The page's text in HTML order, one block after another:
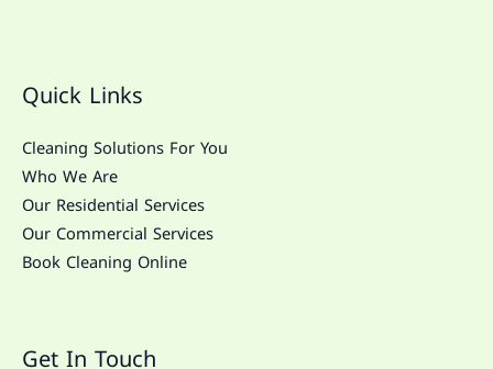
Quick Links
Cleaning Solutions For You
Who We Are
Our Residential Services
Our Commercial Services
Book Cleaning Online
Get In Touch